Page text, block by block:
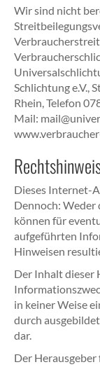
Wir sind nicht
Schlichtung e.V.,
Rhein, Telefon
Mail:
Dieses Internet-
Dennoch: Weder
können für
aufgeführten
Hinweisen
Der Inhalt dieser
in keiner Weise
durch
dar.
Der